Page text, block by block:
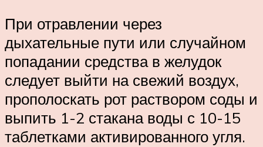
При отравлении через
дыхательные пути или случайном
попадании средства в желудок
следует выйти на свежий воздух,
прополоскать рот раствором соды и
выпить 1-2 стакана воды с 10-15
таблетками активированного угля.